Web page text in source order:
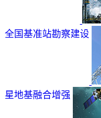
全国基准站勘察建设
星地基融合增强